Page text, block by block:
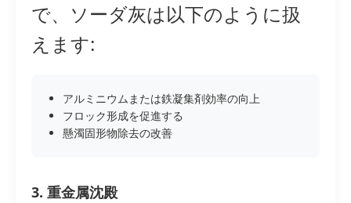
で、ソーダ灰は以下のように扱
えます:
アルミニウムまたは鉄凝集剤効率の向上
フロック形成を促進する
懸濁固形物除去の改善
3. 重金属沈殿